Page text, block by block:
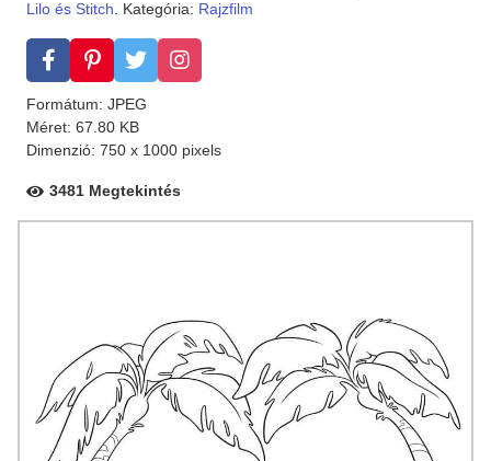
Lilo és Stitch. Kategória: Rajzfilm
Formátum: JPEG
Méret: 67.80 KB
Dimenzió: 750 x 1000 pixels
3481 Megtekintés